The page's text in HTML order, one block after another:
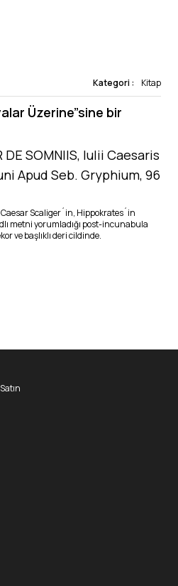
Kategori : Kitap
Üzerine”sine bir
DE SOMNIIS, Iulii Caesaris
Apud Seb. Gryphium, 96
Scaliger´in, Hippokrates´in
metni yorumladığı post-incunabula
ve başlıklı deri cildinde.